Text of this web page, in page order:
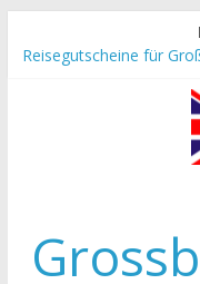
Inhalt
Reisegutscheine für
Die Unterschiede
Großbritannien und
Tea-Time – Was wird in